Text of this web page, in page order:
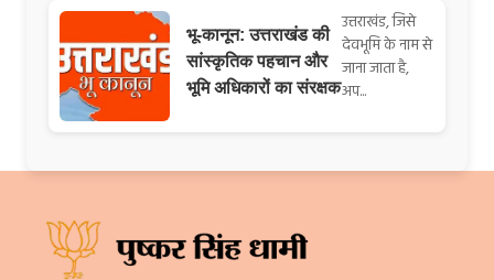
भू-कानून: उत्तराखंड की
सांस्कृतिक पहचान और
भूमि अधिकारों का संरक्षक
उत्तराखंड, जिसे
देवभूमि के नाम से
जाना जाता है,
अप...